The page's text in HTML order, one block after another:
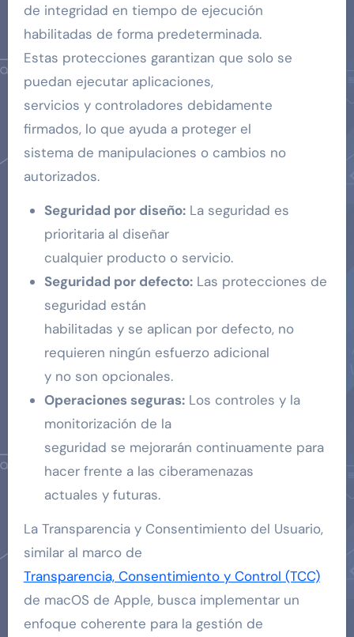
de integridad en tiempo de ejecución
habilitadas de forma predeterminada.
Estas protecciones garantizan que solo se
puedan ejecutar aplicaciones,
servicios y controladores debidamente
firmados, lo que ayuda a proteger el
sistema de manipulaciones o cambios no
autorizados.
Seguridad por diseño:La seguridad es
prioritaria al diseñar
cualquier producto o servicio.
Seguridad por defecto:Las protecciones de
seguridad están
habilitadas y se aplican por defecto, no
requieren ningún esfuerzo adicional
y no son opcionales.
Operaciones seguras:Los controles y la
monitorización de la
seguridad se mejorarán continuamente para
hacer frente a las ciberamenazas
actuales y futuras.
La Transparencia y Consentimiento del Usuario,
similar al marco de
Transparencia, Consentimiento y Control (TCC)
de macOS de Apple, busca implementar un
enfoque coherente para la gestión de